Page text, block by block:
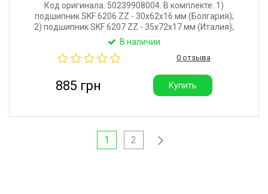
Код оригинала: 50239908004. В комплекте: 1)
подшипник SKF 6206 ZZ - 30x62x16 мм (Болгария);
2) подшипник SKF 6207 ZZ - 35x72x17 мм (Италия);
3) сальник Rolf 40,2*72*10/13,5 (Италия); 4) смазка
- 2 порции.
В наличии
0 отзыва
885 грн Купить
1 2